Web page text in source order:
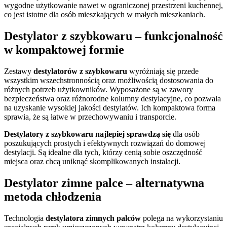
wygodne użytkowanie nawet w ograniczonej przestrzeni kuchennej,
co jest istotne dla osób mieszkających w małych mieszkaniach.
Destylator z szybkowaru – funkcjonalność
w kompaktowej formie
Zestawy destylatorów z szybkowaru wyróżniają się przede
wszystkim wszechstronnością oraz możliwością dostosowania do
różnych potrzeb użytkowników. Wyposażone są w zawory
bezpieczeństwa oraz różnorodne kolumny destylacyjne, co pozwala
na uzyskanie wysokiej jakości destylatów. Ich kompaktowa forma
sprawia, że są łatwe w przechowywaniu i transporcie.
Destylatory z szybkowaru najlepiej sprawdzą się dla osób
poszukujących prostych i efektywnych rozwiązań do domowej
destylacji. Są idealne dla tych, którzy cenią sobie oszczędność
miejsca oraz chcą uniknąć skomplikowanych instalacji.
Destylator zimne palce – alternatywna
metoda chłodzenia
Technologia destylatora zimnych palców polega na wykorzystaniu